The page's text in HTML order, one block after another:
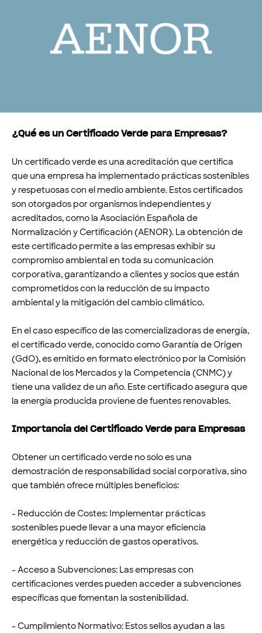
¿Qué es un Certificado Verde para Empresas?
Un certificado verde es una acreditación que certifica
que una empresa ha implementado prácticas sostenibles
y respetuosas con el medio ambiente. Estos certificados
son otorgados por organismos independientes y
acreditados, como la Asociación Española de
Normalización y Certificación (AENOR). La obtención de
este certificado permite a las empresas exhibir su
compromiso ambiental en toda su comunicación
corporativa, garantizando a clientes y socios que están
comprometidos con la reducción de su impacto
ambiental y la mitigación del cambio climático.
En el caso específico de las comercializadoras de energía,
el certificado verde, conocido como Garantía de Origen
(GdO), es emitido en formato electrónico por la Comisión
Nacional de los Mercados y la Competencia (CNMC) y
tiene una validez de un año. Este certificado asegura que
la energía producida proviene de fuentes renovables.
Importancia del Certificado Verde para Empresas
Obtener un certificado verde no solo es una
demostración de responsabilidad social corporativa, sino
que también ofrece múltiples beneficios:
- Reducción de Costes: Implementar prácticas
sostenibles puede llevar a una mayor eficiencia
energética y reducción de gastos operativos.
- Acceso a Subvenciones: Las empresas con
certificaciones verdes pueden acceder a subvenciones
específicas que fomentan la sostenibilidad.
- Cumplimiento Normativo: Estos sellos ayudan a las